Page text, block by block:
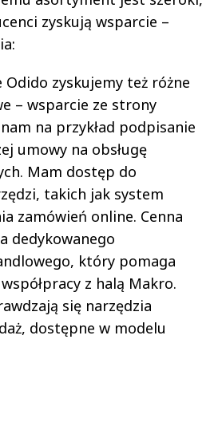
zyskują wsparcie –
Odido zyskujemy też różne
– wsparcie ze strony
na przykład podpisanie
umowy na obsługę
Mam dostęp do
takich jak system
zamówień online. Cenna
dedykowanego
który pomaga
z halą Makro.
się narzędzia
dostępne w modelu